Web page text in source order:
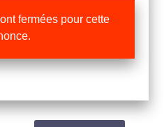
fermées pour cette